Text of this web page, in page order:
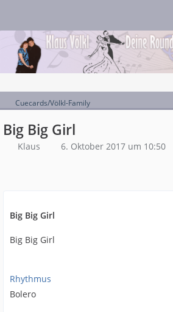
Cuecards/Völkl-Family
Big Big Girl
Klaus 6. Oktober 2017 um 10:50
Big Big Girl
Big Big Girl
Rhythmus
Bolero